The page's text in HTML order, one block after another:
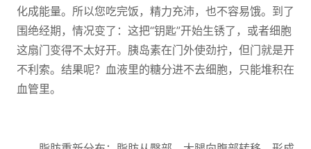
化成能量。所以您吃完饭，精力充沛，也不容易饿。到了
围绝经期，情况变了：这把“钥匙”开始生锈了，或者细胞
这扇门变得不太好开。胰岛素在门外使劲拧，但门就是开
不利索。结果呢？血液里的糖分进不去细胞，只能堆积在
血管里。